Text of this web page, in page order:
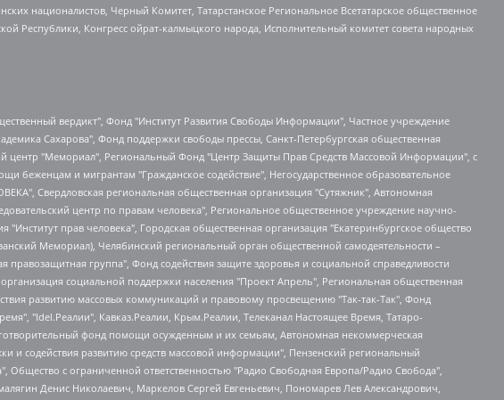
националистов, Черный Комитет, Татарстанское Региональное Всетатарское общественное
Республики, Конгресс ойрат-калмыцкого народа, Исполнительный комитет совета народных
"Чайка Белые сады", Ветошкина Валерия Валерьевна, Заговора Максим Александрович, Межрегиональное общественное движение "Российская ЛГБТ - сеть", Оленичев Максим Владимирович, Павлов Иван Юрьевич, Скворцова Елена Сергеевна, Общество с ограниченной ответственностью "Как бы инагент", Кочетков Игорь Викторович, Общество с ограниченной ответственностью "Честные выборы", Еланчик Олег Александрович, Общество с ограниченной ответственностью "Нобелевский призыв", Гималова Регина Эмилевна, Григорьев Андрей Валерьевич, Григорьева Алина Александровна, Ассоциация по содействию защите прав призывников, альтернативнослужащих и военнослужащих "Правозащитная группа "Гражданин.Армия.Право", Хисамова Регина Фаритовна, Автономная некоммерческая организация по реализации социально-правовых программ "Лилит", Дальневосточное общественное движение "Маяк", Санкт-Петербургская ЛГБТ-инициативная группа "Выход", Инициативная группа ЛГБТ+ "Реверс", Алексеев Андрей Викторович, Бекбулатова Таисия Львовна, Беляев Иван Михайлович, Владыкина Елена Сергеевна, Гельман Марат Александрович, Никульшина Вероника Юрьевна, Толоконникова Надежда Андреевна, Шендерович Виктор Анатольевич, Общество с ограниченной ответственностью "Данное сообщение", Общество с ограниченной ответственностью Издательский дом "Новая глава", Айнбиндер Александра Александровна, Московский комьюнити-центр для ЛГБТ+инициатив, Благотворительный фонд развития филантропии, Deutsche Welle (Германия, Kurt-Schumacher-Strasse 3, 53113 Bonn), Борзунова Мария Михайловна, Воробьев Виктор Викторович, Голубева Анна Львовна, Константинова Алла Михайловна, Малкова Ирина Владимировна, Мурадов Мурад Абдулгалимович, Осетинская Елизавета Николаевна, Понасенков Евгений Николаевич, Ганапольский Матвей Юрьевич, Киселев Евгений Алексеевич, Борухович Ирина Григорьевна, Дремин Иван Тимофеевич, Дубровский Дмитрий Викторович, Красноярская региональная общественная организация поддержки и развития альтернативных образовательных технологий и межкультурных коммуникаций "ИНТЕРРА", Маяковская Екатерина Алексеевна, Фейгин Марк Захарович, Филимонов Андрей Викторович, Дзугкоева Регина Николаевна, Доброхотов Роман Александрович, Дудь Юрий Александрович, Елкин Сергей Владимирович, Кругликов Кирилл Игоревич, Сабунаева Мария Леонидовна, Семенов Алексей Владимирович, Шаинян Карен Багратович, Шульман Екатерина Михайловна, Асафьев Артур Валерьевич, Вахштайн Виктор Семенович, Венедиктов Алексей Алексеевич, Лушникова Екатерина Евгеньевна, Волков Леонид Михайлович, Невзоров Александр Глебович, Пархоменко Сергей Борисович, Сироткин Ярослав Николаевич, Кара-Мурза Владимир Владимирович, Баранова Наталья Владимировна, Гозман Леонид Яковлевич, Кагарлицкий Борис Юльевич, Климарев Михаил Валерьевич, Милов Владимир Станиславович, Автономная некоммерческая организация Краснодарский центр современного искусства "Типография", Моргенштерн Алишер Тагирович, Соболь Любовь Эдуардовна, Общество с ограниченной ответственностью "ЛИЗА НОРМ", Каспаров Гарри Кимович, Ходорковский Михаил Борисович, Общество с ограниченной ответственностью "Апрельские тезисы", Данилович Ирина Брониславовна, Кашин Олег Владимирович, Петров Николай Владимирович, Пивоваров Алексей Владимирович, Соколов Михаил Владимирович, Цветкова Юлия Владимировна, Чичваркин Евгений Александрович, Комитет против пыток/Команда против пыток, Общество с ограниченной ответственностью "Первый научный", Общество с ограниченной ответственностью "Вертолет и ко", Белоцерковская Вероника Борисовна, Кац Максим Евгеньевич, Лазарева Татьяна Юрьевна, Шаведдинов Руслан Табризович, Яшин Илья Валерьевич, Общество с ограниченной ответственностью "Иноагент ААВ", Алешковский Дмитрий Петрович, Альбац Евгения Марковна, Быков Дмитрий Львович, Галямина Юлия Евгеньевна, Лойко Сергей Леонидович, Мартынов Кирилл Константинович, Медведев Сергей Александрович, Крашенинников Федор Геннадиевич, Гордеева Катерина Вл